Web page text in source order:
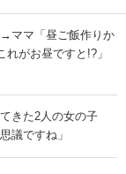
ママ「昼ご飯作りか
がお昼ですと!?」
きた2人の女の子
ですね」